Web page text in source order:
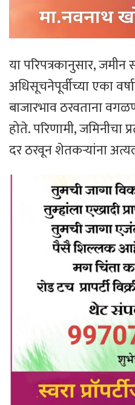
या परिपत्रकानुसार, जमीन
अधिसूचनेपूर्वीच्या एका
बाजारभाव ठरवताना
होते. परिणामी, जमिनीचा
दर ठरवून शेतकऱ्यांना